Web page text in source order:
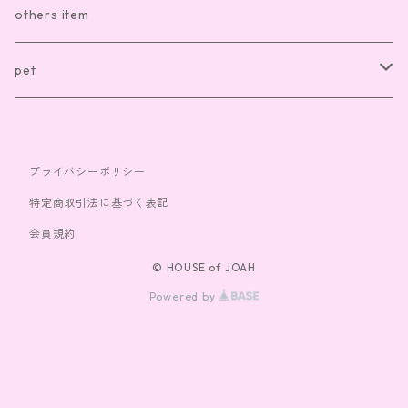
sox
bag
necklace
ring
others item
pet
toy
プライバシーポリシー
特定商取引法に基づく表記
会員規約
© HOUSE of JOAH
Powered by